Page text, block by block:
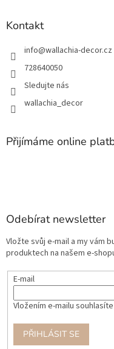
Kontakt
info@wallachia-decor.cz
728640050
Sledujte nás
wallachia_decor
Přijímáme online
Odebírat newsletter
Vložte svůj e-mail a my vám
produktech na našem e-
E-mail
Vložením e-mailu
PŘIHLÁSIT SE